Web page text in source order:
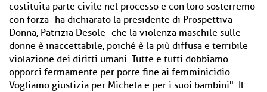
costituita parte civile nel processo e con loro sosterremo
con forza -ha dichiarato la presidente di Prospettiva
Donna, Patrizia Desole- che la violenza maschile sulle
donne è inaccettabile, poiché è la più diffusa e terribile
violazione dei diritti umani. Tutte e tutti dobbiamo
opporci fermamente per porre fine ai femminicidio.
Vogliamo giustizia per Michela e per i suoi bambini". Il